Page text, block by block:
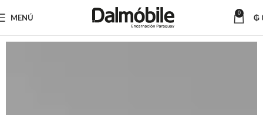
MENÚ 0 ₲